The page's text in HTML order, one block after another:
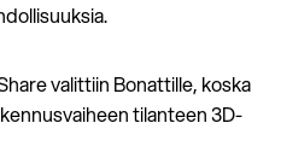
valittiin Bonattille, koska
tilanteen 3D-